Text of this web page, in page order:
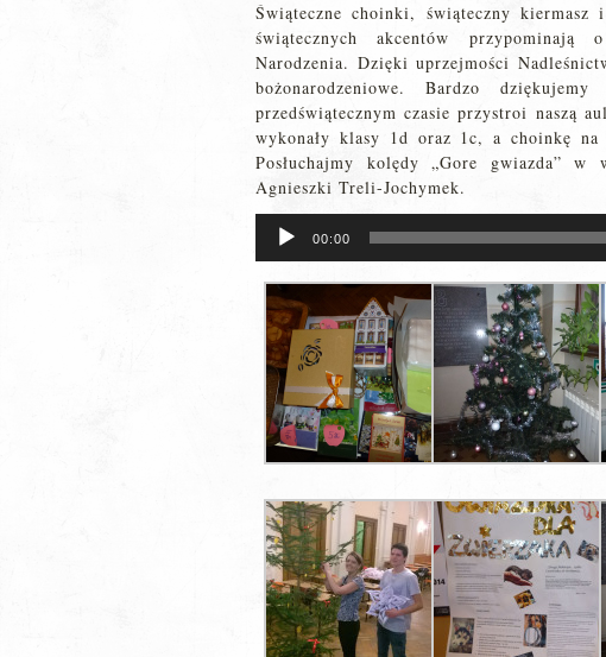
Świąteczne choinki, świąteczny
świątecznych akcentów
Narodzenia. Dzięki uprzejmości
bożonarodzeniowe. Bardzo
przedświątecznym czasie przystroi naszą
wykonały klasy 1d oraz 1c, a choinkę na
Posłuchajmy kolędy „Gore gwiazda”
Agnieszki Treli-Jochymek.
Odtwarzacz
plików
00:00